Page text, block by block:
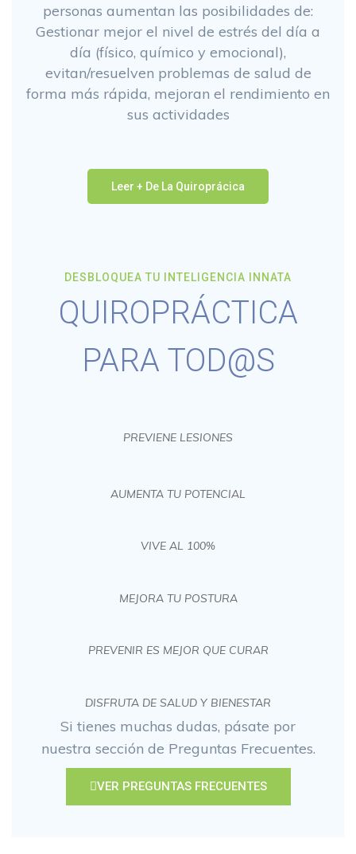
personas aumentan las posibilidades de:
Gestionar mejor el nivel de estrés del día a
día (físico, químico y emocional),
evitan/resuelven problemas de salud de
forma más rápida, mejoran el rendimiento en
sus actividades
Leer + De La Quiroprácica
DESBLOQUEA TU INTELIGENCIA INNATA
QUIROPRÁCTICA
PARA TOD@S
PREVIENE LESIONES
AUMENTA TU POTENCIAL
VIVE AL 100%
MEJORA TU POSTURA
PREVENIR ES MEJOR QUE CURAR
DISFRUTA DE SALUD Y BIENESTAR
Si tienes muchas dudas, pásate por
nuestra sección de Preguntas Frecuentes.
VER PREGUNTAS FRECUENTES